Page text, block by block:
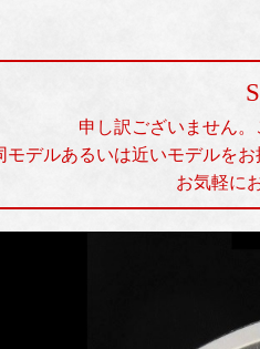
申し訳ございません。
モデルあるいは近いモデルを
お気軽に